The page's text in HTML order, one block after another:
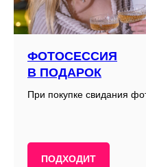
ФОТОСЕССИЯ
В ПОДАРОК
При покупке свидания
ПОДХОДИТ